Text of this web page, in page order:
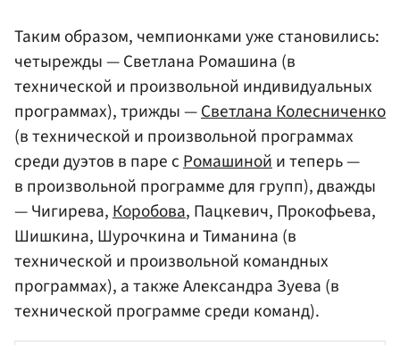
Таким образом, чемпионками уже становились:
четырежды — Светлана Ромашина (в
технической и произвольной индивидуальных
программах), трижды —Светлана Колесниченко
(в технической и произвольной программах
среди дуэтов в паре сРомашинойи теперь —
в произвольной программе для групп), дважды
— Чигирева,Коробова, Пацкевич, Прокофьева,
Шишкина, Шурочкина и Тиманина (в
технической и произвольной командных
программах), а также Александра Зуева (в
технической программе среди команд).